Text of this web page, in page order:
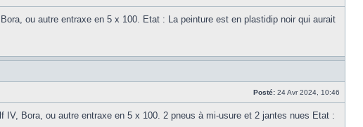
ou autre entraxe en 5 x 100. Etat : La peinture est en plastidip noir qui aurait
Posté: 24 Avr 2024, 10:46
Bora, ou autre entraxe en 5 x 100. 2 pneus à mi-usure et 2 jantes nues Etat :